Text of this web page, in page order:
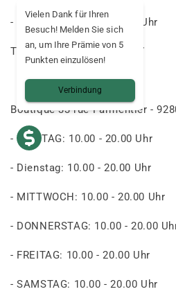
- SONNTAG: 11:30 - 20:30 Uhr
Telefon-Nr.: 09 85 00 03 37
Boutique 33 rue Parmentier -
- MONTAG: 10.00 - 20.00 Uhr
- Dienstag: 10.00 - 20.00 Uhr
- MITTWOCH: 10.00 - 20.00 Uhr
- DONNERSTAG: 10.00 - 20.00
- FREITAG: 10.00 - 20.00 Uhr
- SAMSTAG: 10.00 - 20.00 Uhr
Vielen Dank für Ihren
Besuch! Melden Sie sich
an, um Ihre Prämie von 5
Punkten einzulösen!
Verbindung